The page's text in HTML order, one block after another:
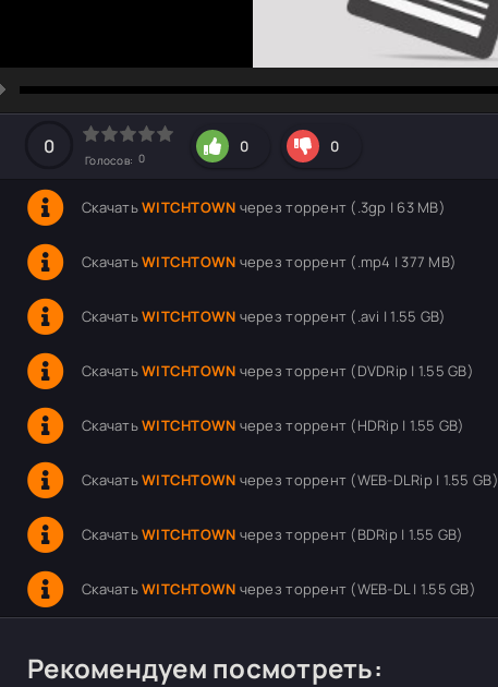
hd2160
hd1440
highres
hd1080
hd720
large
medium
small
tiny
0
Голосов: 0
0 0
СкачатьWITCHTOWN через торрент (.3gp | 63 MB)
СкачатьWITCHTOWN через торрент (.mp4 | 377 MB)
СкачатьWITCHTOWN через торрент (.avi | 1.55 GB)
СкачатьWITCHTOWN через торрент (DVDRip | 1.55 GB)
СкачатьWITCHTOWN через торрент (HDRip | 1.55 GB)
СкачатьWITCHTOWN через торрент (WEB-DLRip | 1.55 GB)
СкачатьWITCHTOWN через торрент (BDRip | 1.55 GB)
СкачатьWITCHTOWN через торрент (WEB-DL | 1.55 GB)
Рекомендуем посмотреть: